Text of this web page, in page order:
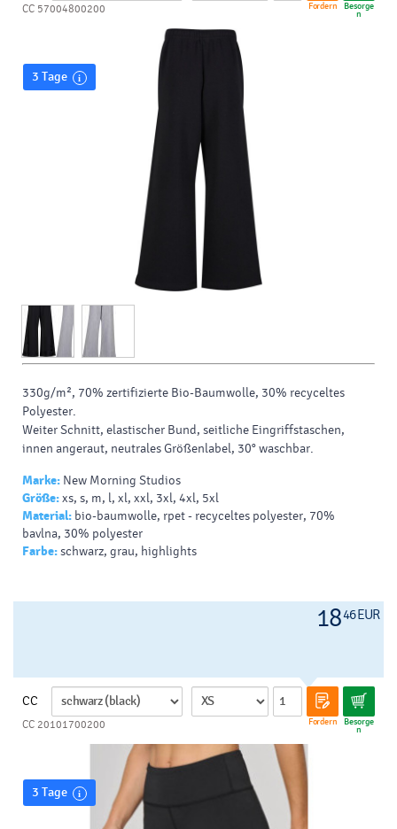
Fordern Besorge
n
CC 57004800200
3 Tage
330g/m², 70% zertifizierte Bio-Baumwolle, 30% recyceltes
Polyester.
Weiter Schnitt, elastischer Bund, seitliche Eingriffstaschen,
innen angeraut, neutrales Größenlabel, 30° waschbar.
Marke: New Morning Studios
Größe:xs, s, m, l, xl, xxl, 3xl, 4xl, 5xl
Material: bio-baumwolle, rpet - recyceltes polyester, 70%
bavlna, 30% polyester
Farbe:schwarz, grau, highlights
1846 EUR
CC
Fordern Besorge
n
CC 20101700200
3 Tage